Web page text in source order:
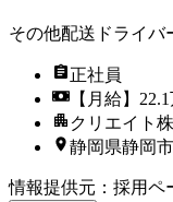
その他配送ドライバ
正社員
【月給】
クリエイト
静岡県静岡
情報提供元 ： 採用ペ